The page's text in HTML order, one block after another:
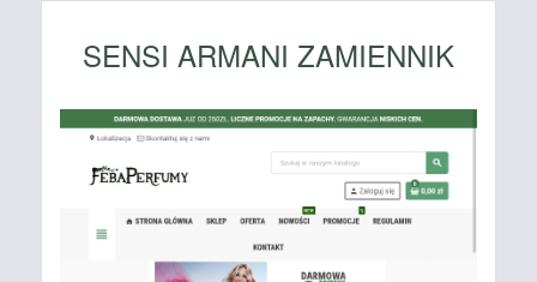
SENSI ARMANI ZAMIENNIK